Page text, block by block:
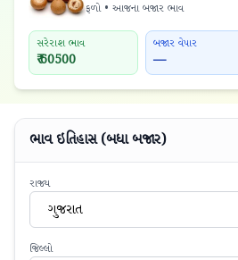
ફળો • આજના બજાર ભાવ
સરેરાશ ભાવ
₹ 60500
બજાર વેપાર
—
ભાવ ઇતિહાસ (બધા બજાર)
રાજ્ય
ગુજરાત
જિલ્લો